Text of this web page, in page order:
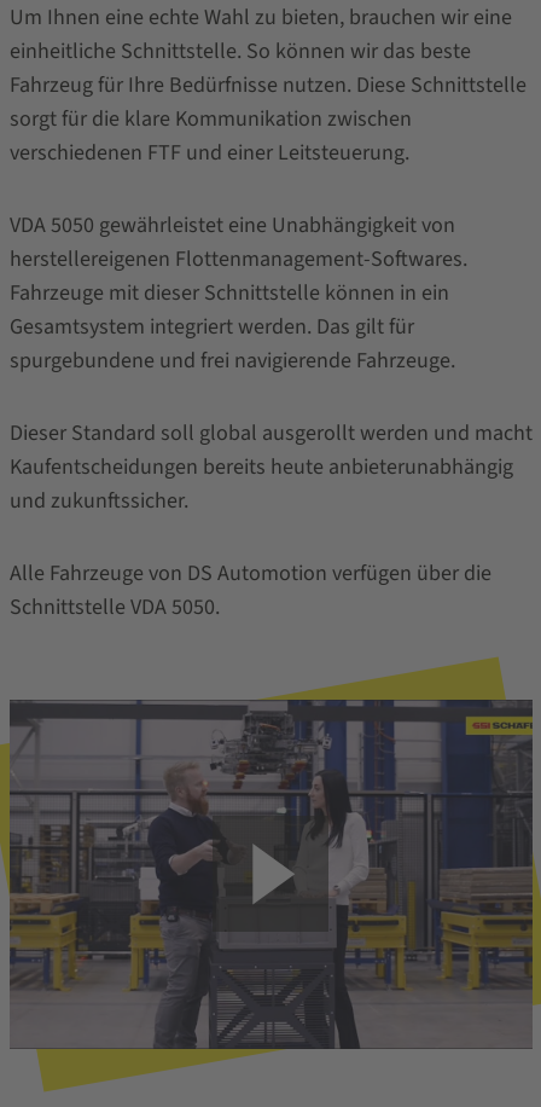
Um Ihnen eine echte Wahl zu bieten, brauchen wir eine
einheitliche Schnittstelle. So können wir das beste
Fahrzeug für Ihre Bedürfnisse nutzen. Diese Schnittstelle
sorgt für die klare Kommunikation zwischen
verschiedenen FTF und einer Leitsteuerung.
VDA 5050 gewährleistet eine Unabhängigkeit von
herstellereigenen Flottenmanagement-Softwares.
Fahrzeuge mit dieser Schnittstelle können in ein
Gesamtsystem integriert werden. Das gilt für
spurgebundene und frei navigierende Fahrzeuge.
Dieser Standard soll global ausgerollt werden und macht
Kaufentscheidungen bereits heute anbieterunabhängig
und zukunftssicher.
Alle Fahrzeuge von DS Automotion verfügen über die
Schnittstelle VDA 5050.